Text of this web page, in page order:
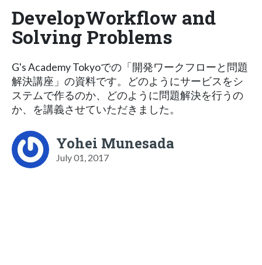
DevelopWorkflow and
Solving Problems
G's Academy Tokyoでの「開発ワークフローと問題
解決講座」の資料です。どのようにサービスをシ
ステムで作るのか、どのように問題解決を行うの
か、を講義させていただきました。
Yohei Munesada
July 01, 2017